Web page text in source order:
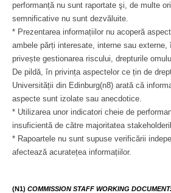
performanță nu sunt raportate şi, de multe
semnificative nu sunt dezvăluite.
* Prezentarea informațiilor nu acoperă
ambele părți interesate, interne sau
privește gestionarea riscului, drepturile
De pildă, în privința aspectelor ce țin de
Universității din Edinburg(n8) arată că
aspecte sunt izolate sau anecdotice.
* Utilizarea unor indicatori cheie de
insuficientă de către majoritatea
* Rapoartele nu sunt supuse verificării
afectează acuratețea informațiilor.
(N1) COMMISSION STAFF WORKING